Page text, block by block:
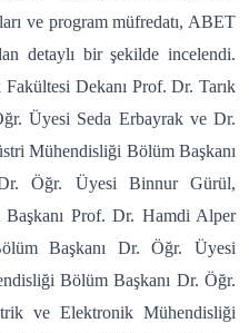
ve program müfredatı, ABET
detaylı bir şekilde incelendi.
Dekanı Prof. Dr. Tarık
Üyesi Seda Erbayrak ve Dr.
Mühendisliği Bölüm Başkanı
Öğr. Üyesi Binnur Gürül,
Prof. Dr. Hamdi Alper
Başkanı Dr. Öğr. Üyesi
Bölüm Başkanı Dr. Öğr.
ve Elektronik Mühendisliği